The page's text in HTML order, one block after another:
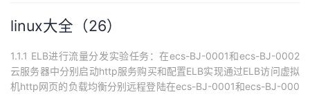
linux大全（26）
1.1.1 ELB进行流量分发实验任务：在ecs-BJ-0001和ecs-BJ-0002
云服务器中分别启动http服务购买和配置ELB实现通过ELB访问虚拟
机http网页的负载均衡分别远程登陆在ecs-BJ-0001和ecs-BJ-000